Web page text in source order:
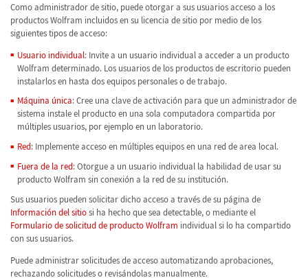
Como administrador de sitio, puede otorgar a sus usuarios acceso a los
productos Wolfram incluidos en su licencia de sitio por medio de los
siguientes tipos de acceso:
Usuario individual: Invite a un usuario individual a acceder a un producto
Wolfram determinado. Los usuarios de los productos de escritorio pueden
instalarlos en hasta dos equipos personales o de trabajo.
Máquina única: Cree una clave de activación para que un administrador de
sistema instale el producto en una sola computadora compartida por
múltiples usuarios, por ejemplo en un laboratorio.
Red: Implemente acceso en múltiples equipos en una red de area local.
Fuera de la red: Otorgue a un usuario individual la habilidad de usar su
producto Wolfram sin conexión a la red de su institución.
Sus usuarios pueden solicitar dicho acceso a través de su página de
Información del sitiosi ha hecho que sea detectable, o mediante el
Formulario de solicitud de producto Wolfram individual si lo ha compartido
con sus usuarios.
Puede administrar solicitudes de acceso automatizando aprobaciones,
rechazando solicitudes o revisándolas manualmente.